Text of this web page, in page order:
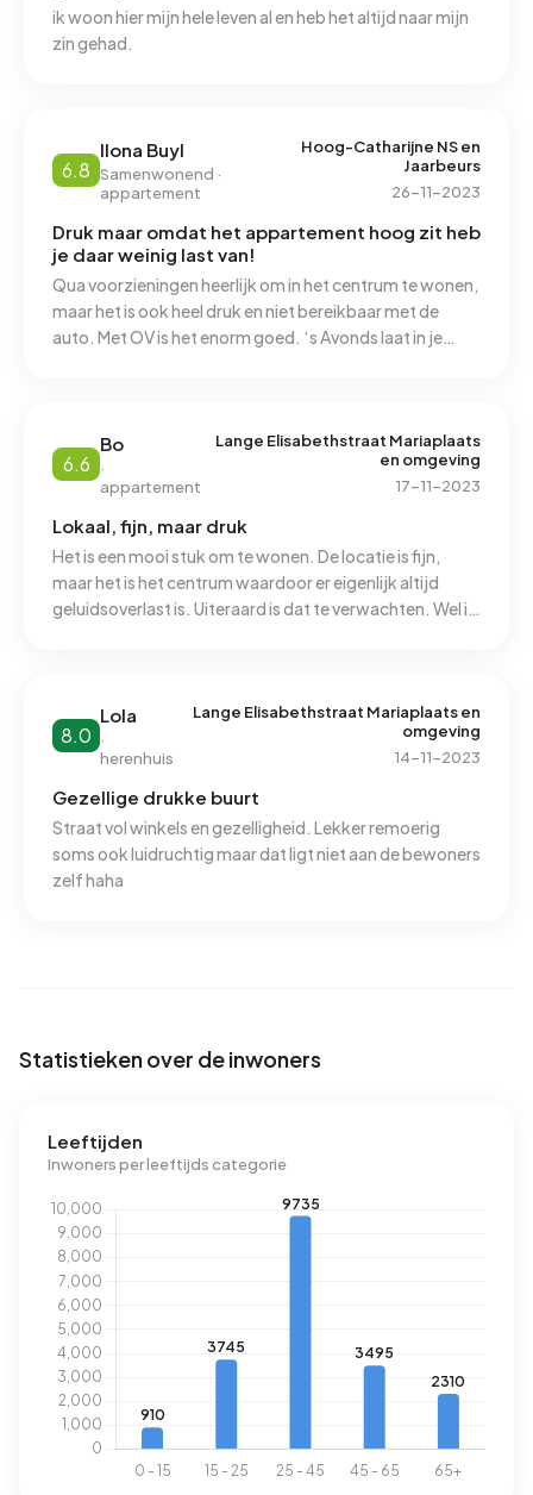
ik woon hier mijn hele leven al en heb het altijd naar mijn
zin gehad.
6.8
Ilona Buyl
Samenwonend ·
appartement
Hoog-Catharijne NS en
Jaarbeurs
26-11-2023
Druk maar omdat het appartement hoog zit heb
je daar weinig last van!
Qua voorzieningen heerlijk om in het centrum te wonen,
maar het is ook heel druk en niet bereikbaar met de
auto. Met OV is het enorm goed. ‘s Avonds laat in je
hele mooie groene binnentuin bij het
appartementencomplex.
6.6
Bo
·
appartement
Lange Elisabethstraat Mariaplaats
en omgeving
17-11-2023
Lokaal, fijn, maar druk
Het is een mooi stuk om te wonen. De locatie is fijn,
maar het is het centrum waardoor er eigenlijk altijd
geluidsoverlast is. Uiteraard is dat te verwachten. Wel is
8.0
Lola
·
herenhuis
Lange Elisabethstraat Mariaplaats en
omgeving
14-11-2023
Gezellige drukke buurt
Straat vol winkels en gezelligheid. Lekker remoerig
soms ook luidruchtig maar dat ligt niet aan de bewoners
zelf haha
Statistieken over de inwoners
Leeftijden
Inwoners per leeftijds categorie